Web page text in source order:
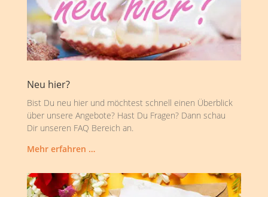
Neu hier?
Bist Du neu hier und möchtest schnell einen Überblick
über unsere Angebote? Hast Du Fragen? Dann schau
Dir unseren FAQ Bereich an.
Mehr erfahren …